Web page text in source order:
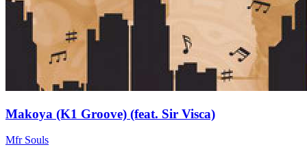
Makoya (K1 Groove) (feat. Sir Visca)
Mfr Souls